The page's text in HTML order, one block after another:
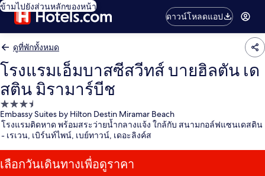
ข้ามไปยังส่วนหลักของหน้า
ดาวน์โหลดแอป
ดูที่พักทั้งหมด
โรงแรมเอ็มบาสซีสวีทส์ บายฮิลตัน เด
สติน มิรามาร์บีช
ที่พัก
3.5
ดาว
Embassy Suites by Hilton Destin Miramar Beach
โรงแรมติดหาด พร้อมสระว่ายน้ำกลางแจ้ง ใกล้กับ สนามกอล์ฟแซนเดสติน
- เรเวน, เบิร์นท์ไพน์, เบย์ทาวน์, เดอะลิงค์ส
เลือกวันเดินทางเพื่อดูราคา